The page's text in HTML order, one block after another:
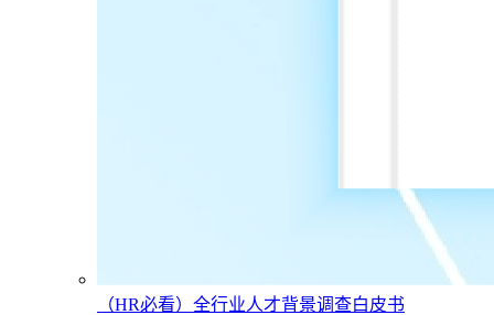
（HR必看）全行业人才背景调查白皮书